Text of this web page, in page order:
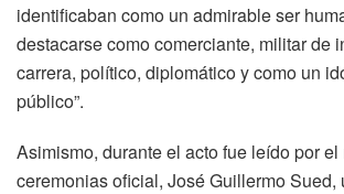
identificaban como un admirable ser
destacarse como comerciante, militar de
carrera, político, diplomático y como un
público”.
Asimismo, durante el acto fue leído por el
ceremonias oficial, José Guillermo Sued,